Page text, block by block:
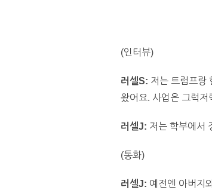
(인터뷰)
러셀S: 저는 트럼프랑
왔어요. 사업은 그럭저
러셀J: 저는 학부에서
(통화)
러셀J: 예전엔 아버지